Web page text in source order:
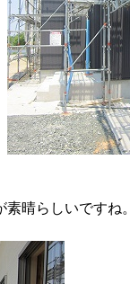
晴らしいですね。